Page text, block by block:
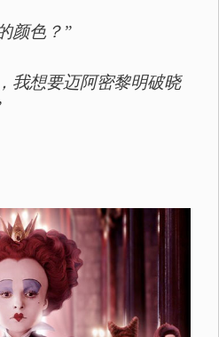
颜色？”
我想要迈阿密黎明破晓